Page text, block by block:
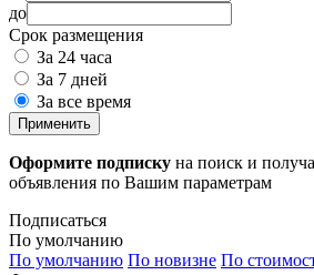
до
Срок размещения
За 24 часа
За 7 дней
За все время
Применить
Оформите подписку на поиск и
объявления по Вашим параметрам
Подписаться
По умолчанию
По умолчанию По новизне По